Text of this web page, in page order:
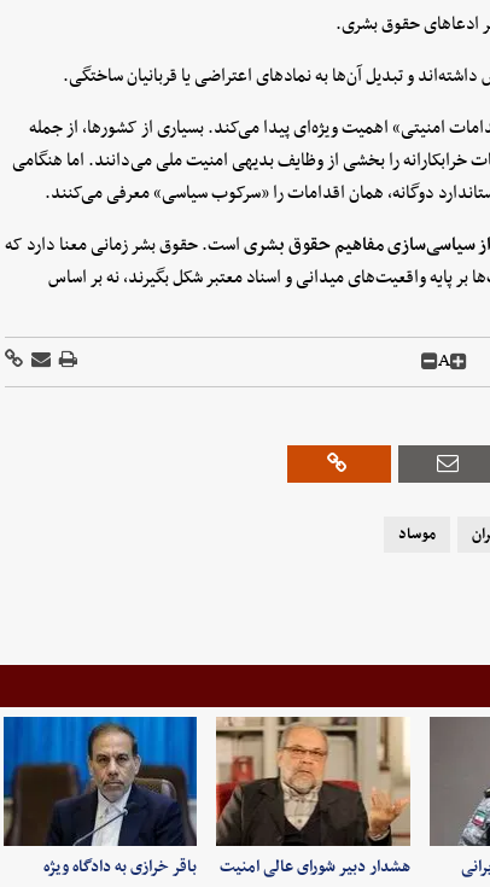
ادعاهای حقوق بشری.
و تبدیل آن‌ها به نمادهای اعتراضی یا قربانیان ساختگی.
امنیتی» اهمیت ویژه‌ای پیدا می‌کند. بسیاری از کشورها، از جمله
را بخشی از وظایف بدیهی امنیت ملی می‌دانند. اما هنگامی
دوگانه، همان اقدامات را «سرکوب سیاسی» معرفی می‌کنند.
سیاسی‌سازی مفاهیم حقوق بشریاست. حقوق بشر زمانی معنا دارد که
بر پایه واقعیت‌های میدانی و اسناد معتبر شکل بگیرند، نه بر اساس
A
موساد
هشدار دبیر شورای عالی امنیت
باقر خرازی به دادگاه ویژه